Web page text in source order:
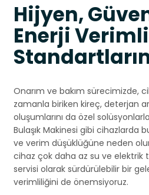
Hijyen,
Enerji
Onarım ve bakım sürecimizde,
zamanla biriken kireç, deterjan
oluşumlarını da özel
Bulaşık Makinesi gibi cihazlarda
ve verim düşüklüğüne neden
cihaz çok daha az su ve elektrik
servisi olarak sürdürülebilir bir
verimliliğini de önemsiyoruz.